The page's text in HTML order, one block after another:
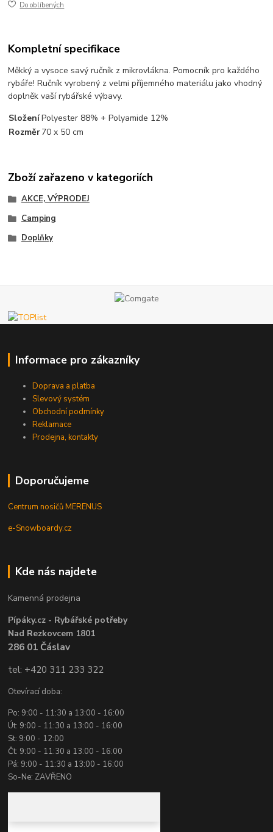
Do oblíbených
Kompletní specifikace
Měkký a vysoce savý ručník z mikrovlákna. Pomocník pro každého
rybáře! Ručník vyrobený z velmi příjemného materiálu jako vhodný
doplněk vaší rybářské výbavy.
SloženíPolyester 88% + Polyamide 12%
Rozměr70 x 50 cm
Zboží zařazeno v kategoriích
AKCE, VÝPRODEJ
Camping
Doplňky
Informace pro zákazníky
Doprava a platba
Slevový systém
Obchodní podmínky
Reklamace
Prodejna, kontakty
Doporučujeme
Centrum nosičů MERENUS
e-Snowboardy.cz
Kde nás najdete
Kamenná prodejna
Pípáky.cz - Rybářské potřeby
Nad Rezkovcem 1801
286 01 Čáslav
tel: +420 311 233 322
Otevírací doba:
Po: 9:00 - 11:30 a 13:00 - 16:00
Út: 9:00 - 11:30 a 13:00 - 16:00
St: 9:00 - 12:00
Čt: 9:00 - 11:30 a 13:00 - 16:00
Pá: 9:00 - 11:30 a 13:00 - 16:00
So-Ne: ZAVŘENO